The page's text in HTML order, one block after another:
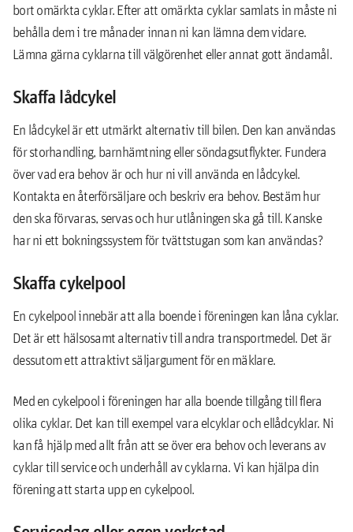
bort omärkta cyklar. Efter att omärkta cyklar samlats in måste ni
behålla dem i tre månader innan ni kan lämna dem vidare.
Lämna gärna cyklarna till välgörenhet eller annat gott ändamål.
Skaffa lådcykel
En lådcykel är ett utmärkt alternativ till bilen. Den kan användas
för storhandling, barnhämtning eller söndagsutflykter. Fundera
över vad era behov är och hur ni vill använda en lådcykel.
Kontakta en återförsäljare och beskriv era behov. Bestäm hur
den ska förvaras, servas och hur utlåningen ska gå till. Kanske
har ni ett bokningssystem för tvättstugan som kan användas?
Skaffa cykelpool
En cykelpool innebär att alla boende i föreningen kan låna cyklar.
Det är ett hälsosamt alternativ till andra transportmedel. Det är
dessutom ett attraktivt säljargument för en mäklare.
Med en cykelpool i föreningen har alla boende tillgång till flera
olika cyklar. Det kan till exempel vara elcyklar och ellådcyklar. Ni
kan få hjälp med allt från att se över era behov och leverans av
cyklar till service och underhåll av cyklarna. Vi kan hjälpa din
förening att starta upp en cykelpool.